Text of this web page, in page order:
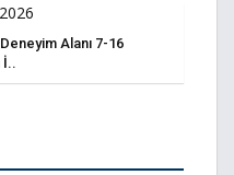
Alanı 7-16